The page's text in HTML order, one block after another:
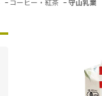
コーヒー・紅茶 守山乳業